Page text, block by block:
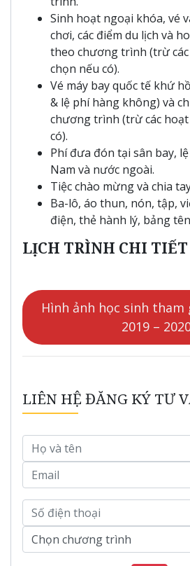
Sinh hoạt ngoại khóa, vé
chơi, các điểm du lịch và
theo chương trình (trừ
chọn nếu có).
Vé máy bay quốc tế khứ
& lệ phí hàng không) và
chương trình (trừ các
có).
Phí đưa đón tại sân bay,
Nam và nước ngoài.
Tiệc chào mừng và chia
Ba-lô, áo thun, nón, tập,
điện, thẻ hành lý, bảng
LỊCH TRÌNH CHI TIẾT
Hình ảnh học sinh tham
2019 –
LIÊN HỆ ĐĂNG KÝ TƯ